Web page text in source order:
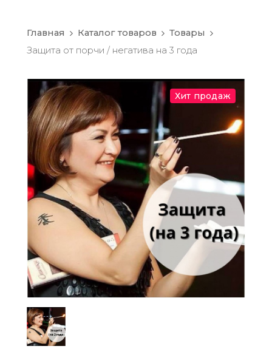
Главная Каталог товаров
Товары
Защита от порчи / негатива на 3 года
Хит продаж